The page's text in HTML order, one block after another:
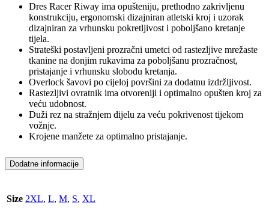
Dres Racer Riway ima opušteniju, prethodno zakrivljenu
konstrukciju, ergonomski dizajniran atletski kroj i uzorak
dizajniran za vrhunsku pokretljivost i poboljšano kretanje
tijela.
Strateški postavljeni prozračni umetci od rastezljive mrežaste
tkanine na donjim rukavima za poboljšanu prozračnost,
pristajanje i vrhunsku slobodu kretanja.
Overlock šavovi po cijeloj površini za dodatnu izdržljivost.
Rastezljivi ovratnik ima otvoreniji i optimalno opušten kroj za
veću udobnost.
Duži rez na stražnjem dijelu za veću pokrivenost tijekom
vožnje.
Krojene manžete za optimalno pristajanje.
Dodatne informacije
Size 2XL, L, M, S, XL